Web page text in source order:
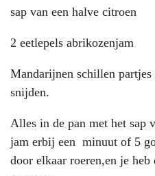
sap van een halve citroen
2 eetlepels abrikozenjam
Mandarijnen schillen
snijden.
Alles in de pan met het sap
jam erbij een minuut of 5
door elkaar roeren,en je